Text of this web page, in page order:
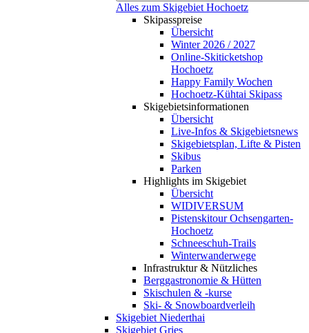
Alles zum Skigebiet Hochoetz
Skipasspreise
Übersicht
Winter 2026 / 2027
Online-Skiticketshop
Hochoetz
Happy Family Wochen
Hochoetz-Kühtai Skipass
Skigebietsinformationen
Übersicht
Live-Infos & Skigebietsnews
Skigebietsplan, Lifte & Pisten
Skibus
Parken
Highlights im Skigebiet
Übersicht
WIDIVERSUM
Pistenskitour Ochsengarten-
Hochoetz
Schneeschuh-Trails
Winterwanderwege
Infrastruktur & Nützliches
Berggastronomie & Hütten
Skischulen & -kurse
Ski- & Snowboardverleih
Skigebiet Niederthai
Skigebiet Gries